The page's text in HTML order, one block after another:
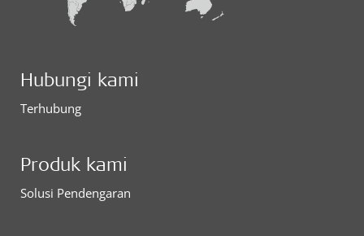
Hubungi kami
Terhubung
Produk kami
Solusi Pendengaran